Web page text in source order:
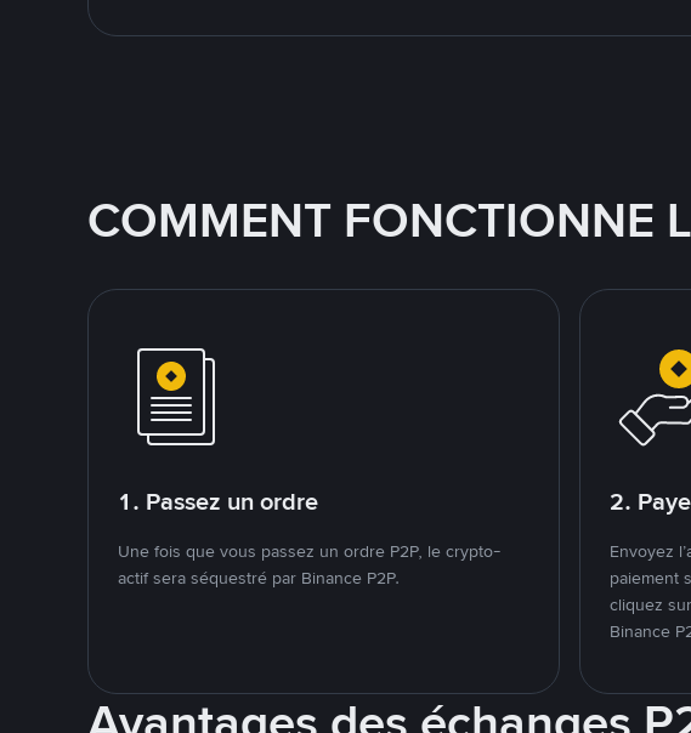
COMMENT FONCTIONNE
1. Passez un ordre
Une fois que vous passez un ordre P2P, le crypto-
actif sera séquestré par Binance P2P.
2.
Envoyez
paiement
cliquez
Binance